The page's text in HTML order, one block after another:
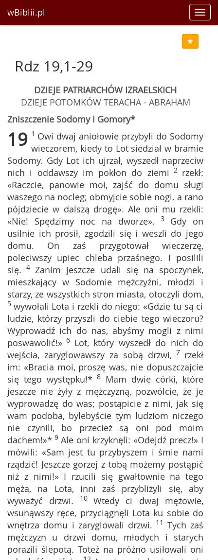
wBiblii.pl
Rdz 19,1-29
DZIEJE PATRIARCHÓW IZRAELSKICH
DZIEJE POTOMKÓW TERACHA - ABRAHAM
Zniszczenie Sodomy i Gomory*
19 1 Owi dwaj aniołowie przybyli do Sodomy
wieczorem, kiedy to Lot siedział w bramie
Sodomy. Gdy Lot ich ujrzał, wyszedł naprzeciw
nich i oddawszy im pokłon do ziemi 2 rzekł:
«Raczcie, panowie moi, zajść do domu sługi
waszego na nocleg; obmyjcie sobie nogi. a rano
pójdziecie w dalszą drogę». Ale oni mu rzekli:
«Nie! Spędzimy noc na dworze». 3 Gdy on
usilnie ich prosił, zgodzili się i weszli do jego
domu. On zaś przygotował wieczerzę,
poleciwszy upiec chleba przaśnego. I posilili
się. 4 Zanim jeszcze udali się na spoczynek,
mieszkający w Sodomie mężczyźni, młodzi i
starzy, ze wszystkich stron miasta, otoczyli dom,
5 wywołali Lota i rzekli do niego: «Gdzie tu są ci
ludzie, którzy przyszli do ciebie tego wieczoru?
Wyprowadź ich do nas, abyśmy mogli z nimi
poswawolić!» 6 Lot, który wyszedł do nich do
wejścia, zaryglowawszy za sobą drzwi, 7 rzekł
im: «Bracia moi, proszę was, nie dopuszczajcie
się tego występku!* 8 Mam dwie córki, które
jeszcze nie żyły z mężczyzną, pozwólcie, że je
wyprowadzę do was; postąpicie z nimi, jak się
wam podoba, bylebyście tym ludziom niczego
nie czynili, bo przecież są oni pod moim
dachem!»* 9 Ale oni krzyknęli: «Odejdź precz!» I
mówili: «Sam jest tu przybyszem i śmie nami
rządzić! Jeszcze gorzej z tobą możemy postąpić
niż z nimi!» I rzucili się gwałtownie na tego
męża, na Lota, inni zaś przybliżyli się, aby
wyważyć drzwi. 10Wtedy ci dwaj mężowie,
wsunąwszy ręce, przyciągnęli Lota ku sobie do
wnętrza domu i zaryglowali drzwi. 11 Tych zaś
mężczyzn u drzwi domu, młodych i starych
porazili ślepotą. Toteż na próżno usiłowali oni